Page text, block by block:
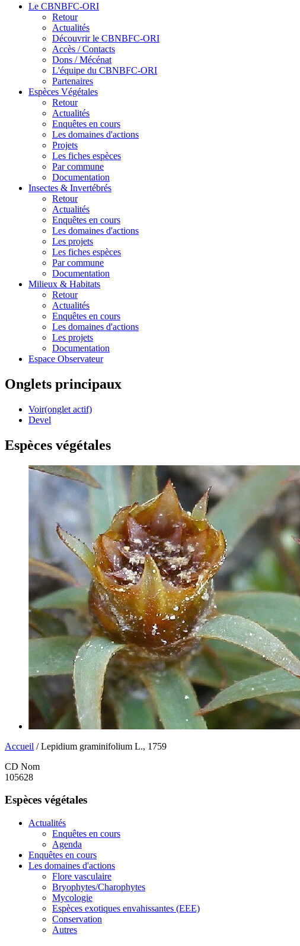
Le CBNBFC-ORI
Retour
Actualités
Découvrir le CBNBFC-ORI
Accès / Contacts
Dons / Mécénat
L'équipe du CBNBFC-ORI
Partenaires
Espèces Végétales
Retour
Actualités
Enquêtes en cours
Les domaines d'actions
Projets
Les fiches espèces
Par commune
Documentation
Insectes & Invertébrés
Retour
Actualités
Enquêtes en cours
Les domaines d'actions
Les projets
Les fiches espèces
Par commune
Documentation
Milieux & Habitats
Retour
Actualités
Enquêtes en cours
Les domaines d'actions
Les projets
Documentation
Espace Observateur
Onglets principaux
Voir(onglet actif)
Devel
Espèces végétales
Accueil / Lepidium graminifolium L., 1759
CD Nom
105628
Espèces végétales
Actualités
Enquêtes en cours
Agenda
Enquêtes en cours
Les domaines d'actions
Flore vasculaire
Bryophytes/Charophytes
Mycologie
Espèces exotiques envahissantes (EEE)
Conservation
Autres